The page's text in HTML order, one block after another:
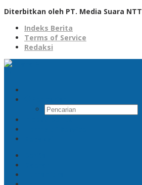
Diterbitkan oleh PT. Media Suara NTT
Indeks Berita
Terms of Service
Redaksi